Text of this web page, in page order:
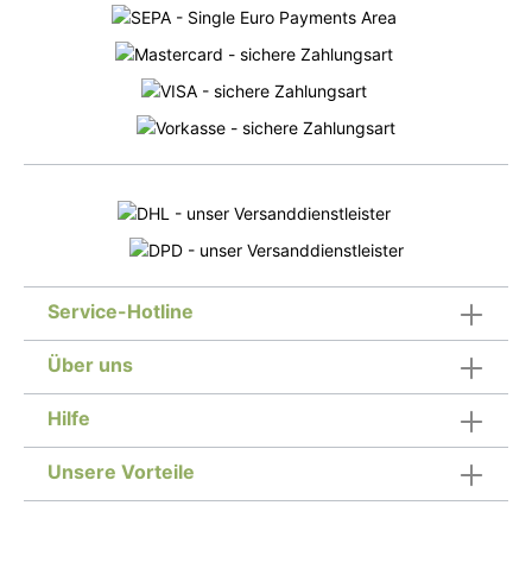
FlavonoideDas Hanfsamenöl ist reich an:• Omega-
6 • Omega-3 Fettsäuren • Vitamin EWir verwenden
kein CBD-Isolat oder andere künstliche
natürliche Unterstützung im Alltag.Für mehr
Energie, Vitalität, Lebensfreunde und
Wohlbefinden.
Service-Hotline
Über uns
Hilfe
Unsere Vorteile